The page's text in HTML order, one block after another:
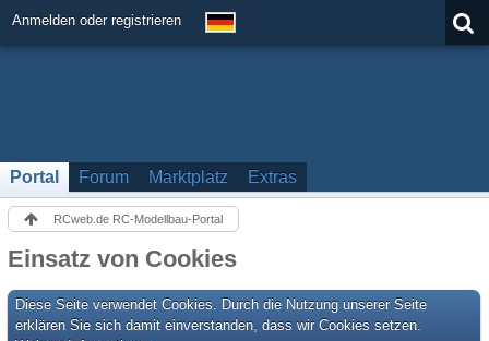
Anmelden oder registrieren
Portal Forum Marktplatz Extras
RCweb.de RC-Modellbau-Portal
Einsatz von Cookies
Diese Seite verwendet Cookies. Durch die Nutzung unserer Seite
erklären Sie sich damit einverstanden, dass wir Cookies setzen.